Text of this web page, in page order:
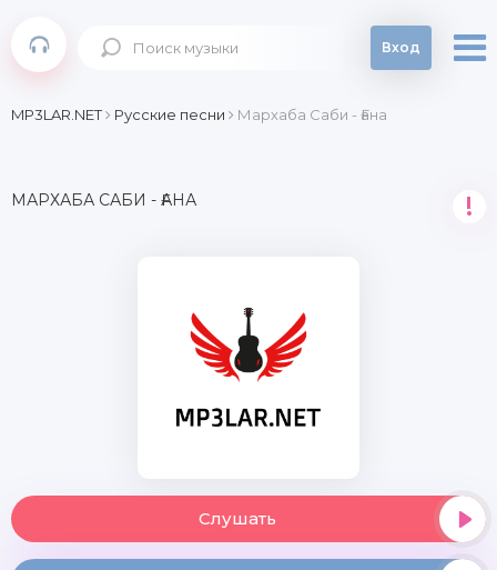
Вход
MP3LAR.NET Русские песни Мархаба Саби - Ғана
МАРХАБА САБИ - ҒАНА !
Слушать